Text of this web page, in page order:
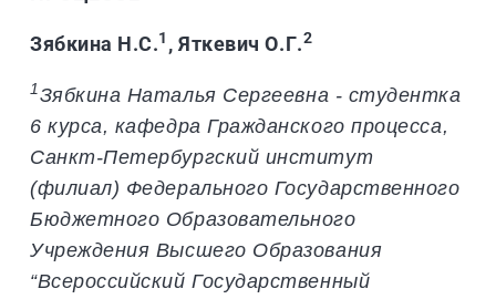
Зябкина Н.С.1 , Яткевич О.Г.2
1Зябкина Наталья Сергеевна - студентка
6 курса, кафедра Гражданского процесса,
Санкт-Петербургский институт
(филиал) Федерального Государственного
Бюджетного Образовательного
Учреждения Высшего Образования
“Всероссийский Государственный